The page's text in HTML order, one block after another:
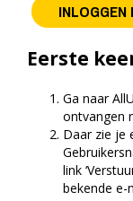
INLOGGEN
Eerste
Ga naar
ontvangen
Daar zie je
link
bekende e-